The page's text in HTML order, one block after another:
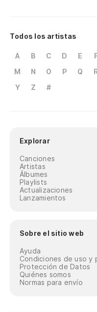
Todos los artistas
A B C D E
M
N O P Q
Y
Z #
Explorar
Canciones
Artistas
Álbumes
Playlists
Actualizaciones
Lanzamientos
Sobre el sitio web
Ayuda
Condiciones de uso y
Protección de Datos
Quiénes somos
Normas para envío